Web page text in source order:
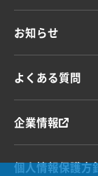
お知らせ
よくある質問
企業情報
個人情報保護方